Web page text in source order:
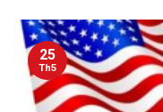
25
Th5